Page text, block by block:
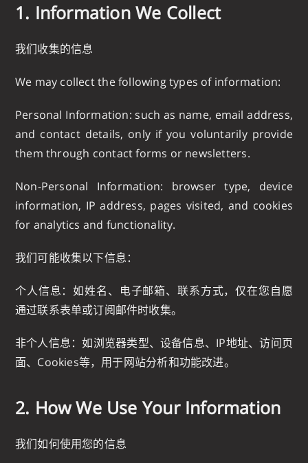
1. Information We Collect
我们收集的信息
We may collect the following types of information:
Personal Information: such as name, email address,
and contact details, only if you voluntarily provide
them through contact forms or newsletters.
Non-Personal Information: browser type, device
information, IP address, pages visited, and cookies
for analytics and functionality.
我们可能收集以下信息：
个人信息：如姓名、电子邮箱、联系方式，仅在您自愿
通过联系表单或订阅邮件时收集。
非个人信息：如浏览器类型、设备信息、IP地址、访问页
面、Cookies等，用于网站分析和功能改进。
2. How We Use Your Information
我们如何使用您的信息